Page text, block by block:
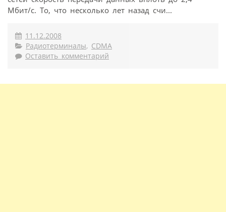
Мбит/с. То, что несколько лет назад счи...
11.12.2008
Радиотерминалы, CDMA
Оставить комментарий